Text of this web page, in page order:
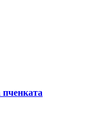
пченката